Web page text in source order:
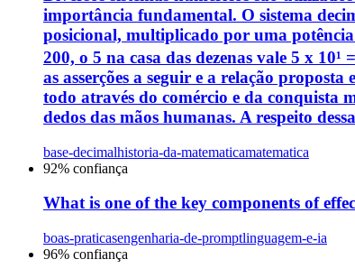
importância fundamental. O sistema
posicional, multiplicado por uma
200, o 5 na casa das dezenas vale 5 x
as asserções a seguir e a relação
todo através do comércio e da conquista
dedos das mãos humanas. A respeito
base-decimalhistoria-da-matematicamatematica
92% confiança
What is one of the key components of
boas-praticasengenharia-de-promptlinguagem-e-ia
96% confiança